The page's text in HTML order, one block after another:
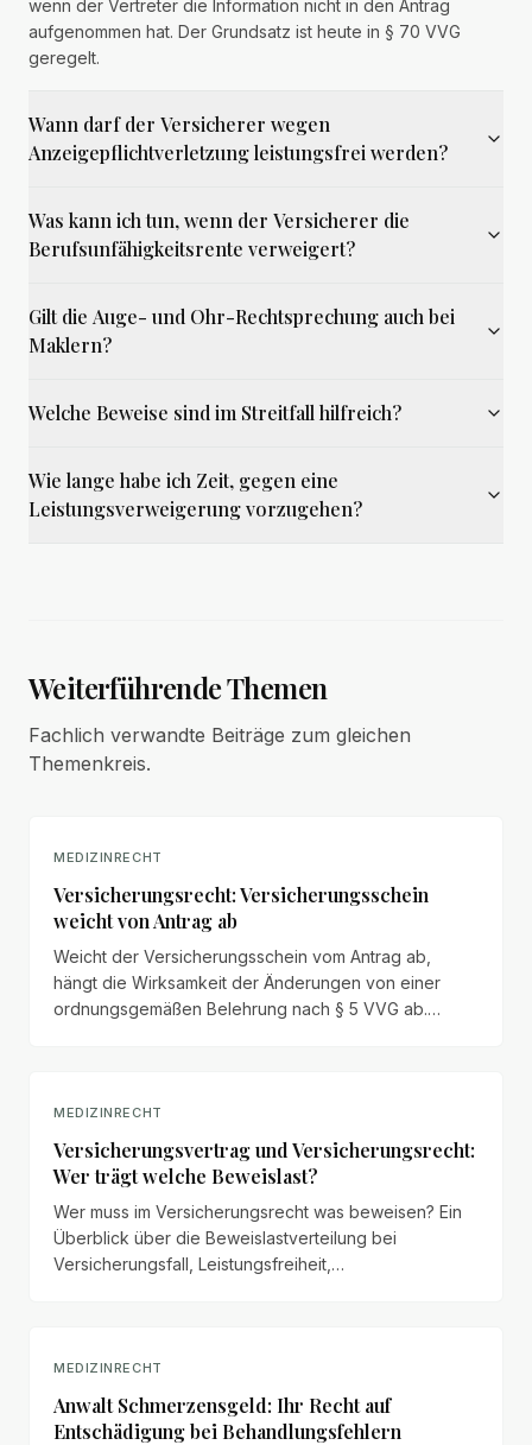
wenn der Vertreter die Information nicht in den Antrag
aufgenommen hat. Der Grundsatz ist heute in § 70 VVG
geregelt.
Wann darf der Versicherer wegen
Anzeigepflichtverletzung leistungsfrei werden?
Was kann ich tun, wenn der Versicherer die
Berufsunfähigkeitsrente verweigert?
Gilt die Auge- und Ohr-Rechtsprechung auch bei
Maklern?
Welche Beweise sind im Streitfall hilfreich?
Wie lange habe ich Zeit, gegen eine
Leistungsverweigerung vorzugehen?
Weiterführende Themen
Fachlich verwandte Beiträge zum gleichen
Themenkreis.
MEDIZINRECHT
Versicherungsrecht: Versicherungsschein
weicht von Antrag ab
Weicht der Versicherungsschein vom Antrag ab,
hängt die Wirksamkeit der Änderungen von einer
ordnungsgemäßen Belehrung nach § 5 VVG ab.
MEDIZINRECHT
Versicherungsvertrag und Versicherungsrecht:
Wer trägt welche Beweislast?
Wer muss im Versicherungsrecht was beweisen? Ein
Überblick über die Beweislastverteilung bei
Versicherungsfall, Leistungsfreiheit,
MEDIZINRECHT
Anwalt Schmerzensgeld: Ihr Recht auf
Entschädigung bei Behandlungsfehlern